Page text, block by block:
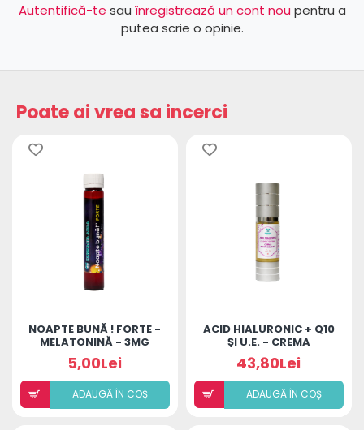
Autentifică-te sau înregistrează un cont nou pentru a
putea scrie o opinie.
Poate ai vrea sa incerci
NOAPTE BUNĂ ! FORTE -
MELATONINĂ - 3MG
5,00Lei
ADAUGÃ ÎN COȘ
ACID HIALURONIC + Q10
ȘI U.E. - CREMA
REVITALIZANTĂ DE ZI
43,80Lei
ADAUGÃ ÎN COȘ